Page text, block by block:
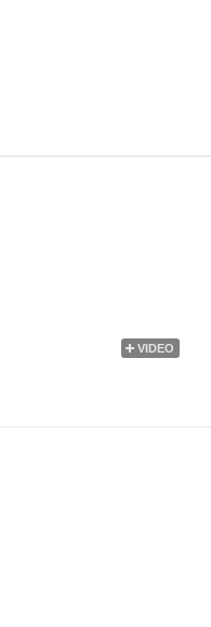
VIDEO